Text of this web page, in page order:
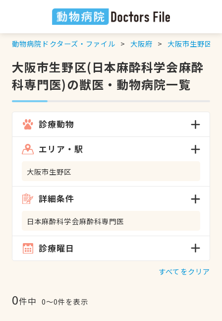
動物病院ドクターズ・ファイル 大阪府 大阪市生野区
大阪市生野区(日本麻酔科学会麻酔
科専門医)の獣医・動物病院一覧
診療動物
エリア・駅
大阪市生野区
詳細条件
日本麻酔科学会麻酔科専門医
診療曜日
すべてをクリア
0件中 0〜0件を表示